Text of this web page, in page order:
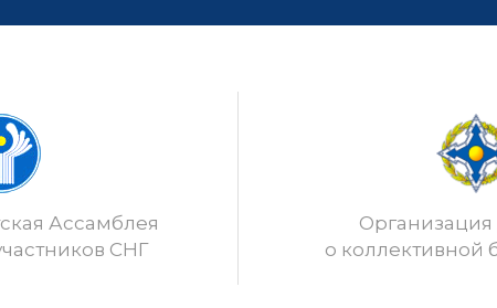
Ассамблея
СНГ
Организация
о коллективной